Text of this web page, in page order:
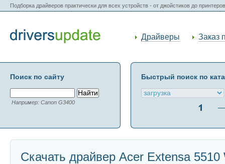
Подборка драйверов практически для всех устройств - от джойстиков до
Драйверы Заказ
Поиск по сайту
Например: Canon G3400
Быстрый поиск по
Скачать драйвер Acer Extensa